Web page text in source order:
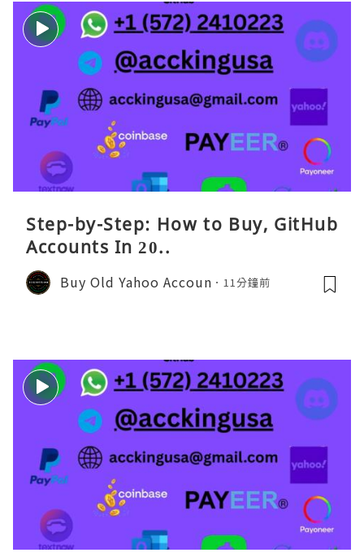
Step-by-Step: How to Buy, GitHub
Accounts In 20..
Buy Old Yahoo Accoun 11分鐘前